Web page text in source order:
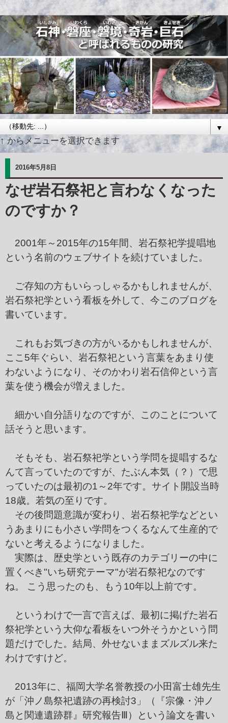
▼
↑ からメニューを選択できます
2016年5月8日
なぜ岩石祭祀と言わなくなった
のですか？
2001年～2015年の15年間、岩石祭祀学提唱地
という名前のウェブサイトを続けていました。
ご存知の方もいらっしゃるかもしれませんが、
岩石祭祀学という看板を外して、今このブログを
書いています。
これもお気づきの方がいるかもしれませんが、
ここ5年ぐらい、岩石祭祀という言葉をあまり使
わないようになり、そのかわり岩石信仰という言
葉を使う機会が増えました。
細かい自分語りなのですが、このことについて
話そうと思います。
そもそも、岩石祭祀学という学問を提唱するな
んて言っていたのですが、たぶん本気（？）で思
っていたのは最初の1～2年です。サイト開設当時
18歳。若気の至りです。
その後問題意識が変わり、岩石祭祀学などとい
うあまりにも小さい学問をつくるなんて生産的で
ないと考えるようになりました。
実際は、歴史学という既存のカテゴリーの中に
置くべき"いち研究テーマ"が岩石祭祀なのです
ね。 こう思ったのも、もう10年以上前です。
というわけで一言で言えば、最初に掲げた岩石
祭祀学という大仰な看板をいつ外そうかという問
題だけでした。結局、外せないままズルズル来た
わけですけど。
2013年に、福岡大学名誉教授の小田富士雄先生
が「沖ノ島祭祀遺跡の再検討3」（『宗像・沖ノ
島と関連遺跡群』研究報告Ⅲ）という論文を書い